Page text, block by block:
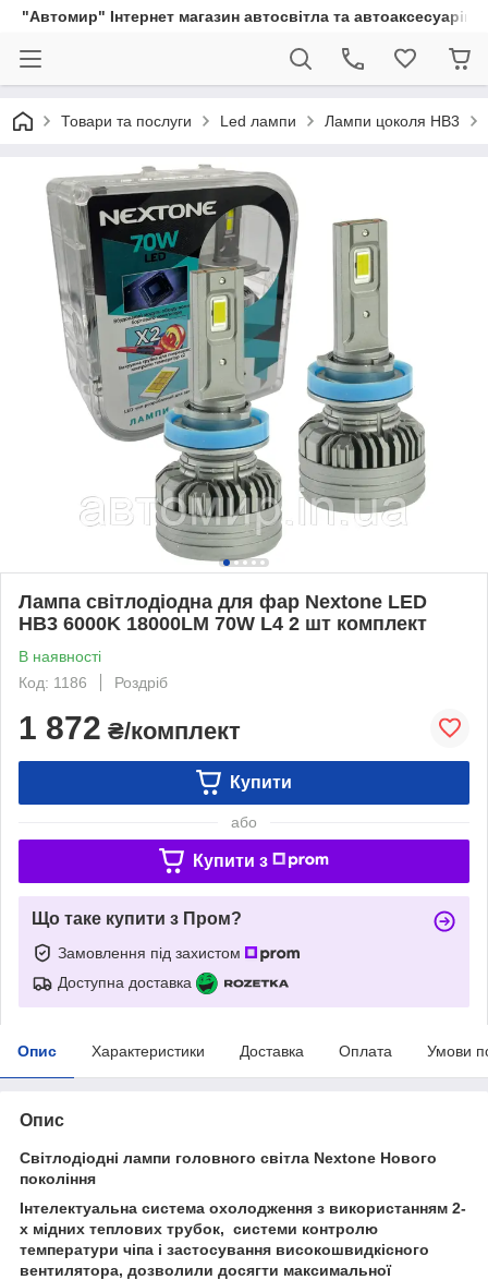
"Автомир" Інтернет магазин автосвітла та автоаксесуарів
Товари та послуги Led лампи Лампи цоколя HB3
Лампа світлодіодна для фар Nextone LED
HB3 6000K 18000LM 70W L4 2 шт комплект
В наявності
Код: 1186
Роздріб
1 872 ₴/комплект
Купити
або
Купити з
Що таке купити з Пром?
Замовлення під захистом
Доступна доставка
Опис Характеристики Доставка Оплата Умови
Опис
Світлодіодні лампи головного світла Nextone Нового
покоління
Інтелектуальна система охолодження з використанням 2-
х мідних теплових трубок, системи контролю
температури чіпа і застосування високошвидкісного
вентилятора, дозволили досягти максимальної